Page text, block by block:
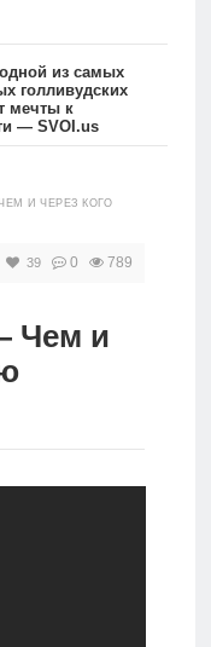
из самых
к
SVOI.us
И ЧЕРЕЗ КОГО
39 0 789
Чем и